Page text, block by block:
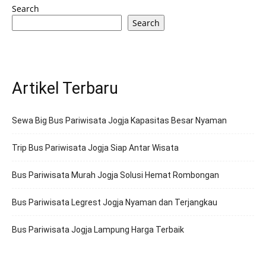
Search
Search
Artikel Terbaru
Sewa Big Bus Pariwisata Jogja Kapasitas Besar Nyaman
Trip Bus Pariwisata Jogja Siap Antar Wisata
Bus Pariwisata Murah Jogja Solusi Hemat Rombongan
Bus Pariwisata Legrest Jogja Nyaman dan Terjangkau
Bus Pariwisata Jogja Lampung Harga Terbaik